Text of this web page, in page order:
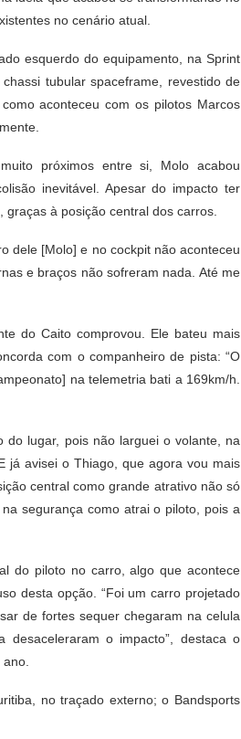
no cenário atual.
esquerdo do equipamento, na Sprint
tubular spaceframe, revestido de
aconteceu com os pilotos Marcos
próximos entre si, Molo acabou
inevitável. Apesar do impacto ter
à posição central dos carros.
dele [Molo] e no cockpit não aconteceu
e braços não sofreram nada. Até me
do Caito comprovou. Ele bateu mais
com o companheiro de pista: “O
na telemetria bati a 169km/h.
do lugar, pois não larguei o volante, na
já avisei o Thiago, que agora vou mais
central como grande atrativo não só
segurança como atrai o piloto, pois a
do piloto no carro, algo que acontece
desta opção. “Foi um carro projetado
de fortes sequer chegaram na celula
o impacto”, destaca o
no traçado externo; o Bandsports